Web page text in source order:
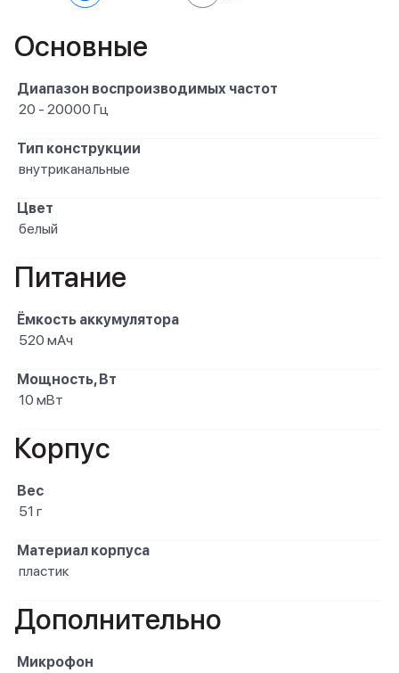
Основные
Диапазон воспроизводимых частот
20 - 20000 Гц
Тип конструкции
внутриканальные
Цвет
белый
Питание
Ёмкость аккумулятора
520 мАч
Мощность, Вт
10 мВт
Корпус
Вес
51 г
Материал корпуса
пластик
Дополнительно
Микрофон